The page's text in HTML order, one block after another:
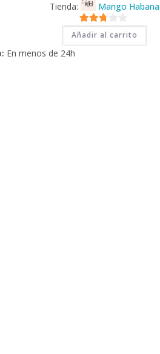
Tienda: Mango Habana
2.71
de 5
Añadir al carrito
En menos de 24h